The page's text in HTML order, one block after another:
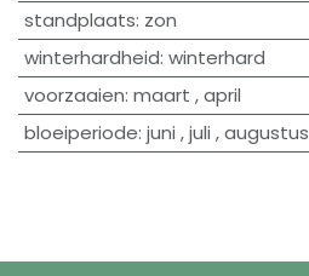
standplaats: zon
winterhardheid: winterhard
voorzaaien: maart ,april
bloeiperiode: juni ,juli ,augustus